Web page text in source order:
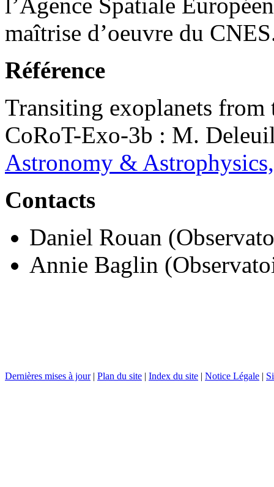
maîtrise d’oeuvre du
Référence
Transiting exoplanets from
CoRoT-Exo-3b : M.
Astronomy &
Contacts
Daniel Rouan
Annie Baglin
Dernières mises à jour| Plan du site | Index du site | Notice Légale |